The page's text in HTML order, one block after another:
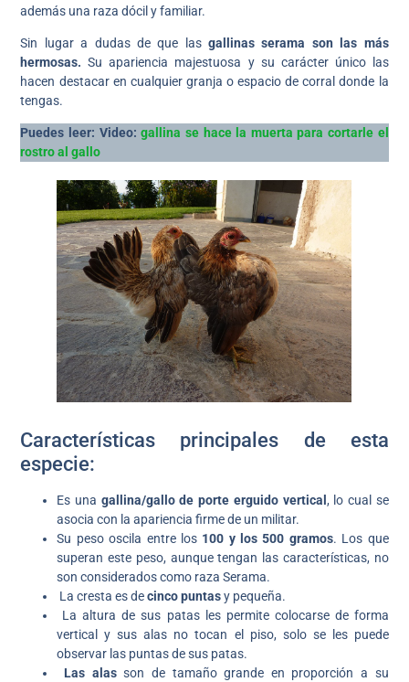
además una raza dócil y familiar.
Sin lugar a dudas de que lasgallinas serama son las más
hermosas. Su apariencia majestuosa y su carácter único las
hacen destacar en cualquier granja o espacio de corral donde la
tengas.
Puedes leer: Video:gallina se hace la muerta para cortarle el
rostro al gallo
Características principales de esta
especie:
Es una gallina/gallo de porte erguido vertical , lo cual se
asocia con la apariencia firme de un militar.
Su peso oscila entre los 100 y los 500 gramos. Los que
superan este peso, aunque tengan las características, no
son considerados como raza Serama.
La cresta es decinco puntasy pequeña.
La altura de sus patas les permite colocarse de forma
vertical y sus alas no tocan el piso, solo se les puede
observar las puntas de sus patas.
Las alasson de tamaño grande en proporción a su